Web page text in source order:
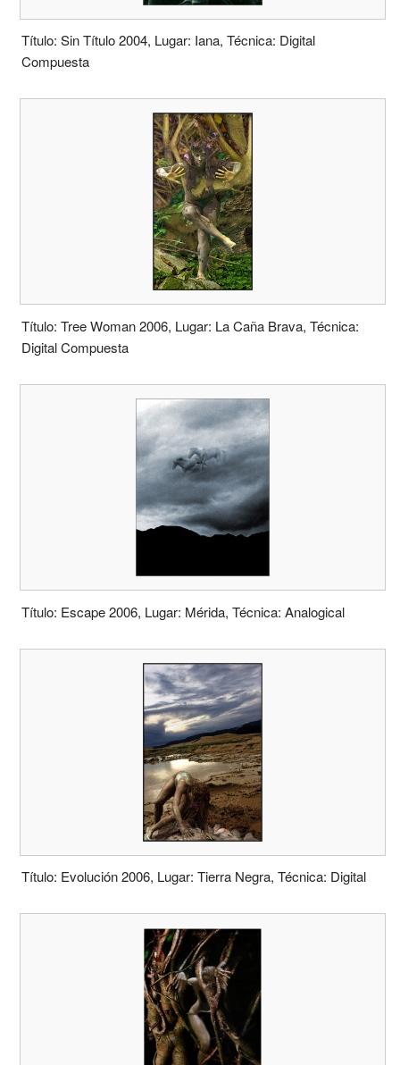
Título: Sin Título 2004, Lugar: Iana, Técnica: Digital
Compuesta
Título: Tree Woman 2006, Lugar: La Caña Brava, Técnica:
Digital Compuesta
Título: Escape 2006, Lugar: Mérida, Técnica: Analogical
Título: Evolución 2006, Lugar: Tierra Negra, Técnica: Digital